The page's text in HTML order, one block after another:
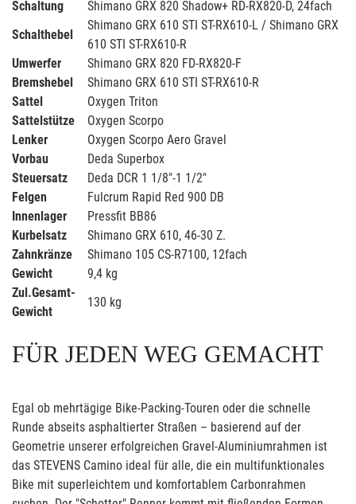
Schaltung
Shimano GRX 820 Shadow+ RD-RX820-D, 24fach
Schalthebel
Shimano GRX 610 STI ST-RX610-L / Shimano GRX
610 STI ST-RX610-R
Umwerfer
Shimano GRX 820 FD-RX820-F
Bremshebel
Shimano GRX 610 STI ST-RX610-R
Sattel
Oxygen Triton
Sattelstütze
Oxygen Scorpo
Lenker
Oxygen Scorpo Aero Gravel
Vorbau
Deda Superbox
Steuersatz
Deda DCR 1 1/8"-1 1/2"
Felgen
Fulcrum Rapid Red 900 DB
Innenlager
Pressfit BB86
Kurbelsatz
Shimano GRX 610, 46-30 Z.
Zahnkränze
Shimano 105 CS-R7100, 12fach
Gewicht
9,4 kg
Zul.Gesamt-
Gewicht
130 kg
FÜR JEDEN WEG GEMACHT
Egal ob mehrtägige Bike-Packing-Touren oder die schnelle
Runde abseits asphaltierter Straßen – basierend auf der
Geometrie unserer erfolgreichen Gravel-Aluminiumrahmen ist
das STEVENS Camino ideal für alle, die ein multifunktionales
Bike mit superleichtem und komfortablem Carbonrahmen